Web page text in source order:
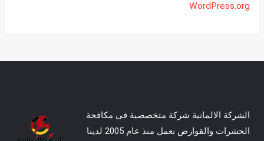
WordPress.org
الشركة الالمانية شركة متخصصية فى مكافحة
الحشرات والقوارض نعمل منذ عام 2005 لدينا